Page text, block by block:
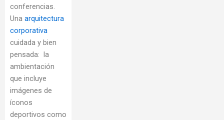
conferencias.
Una arquitectura
corporativa
cuidada y bien
pensada: la
ambientación
que incluye
imágenes de
íconos
deportivos como